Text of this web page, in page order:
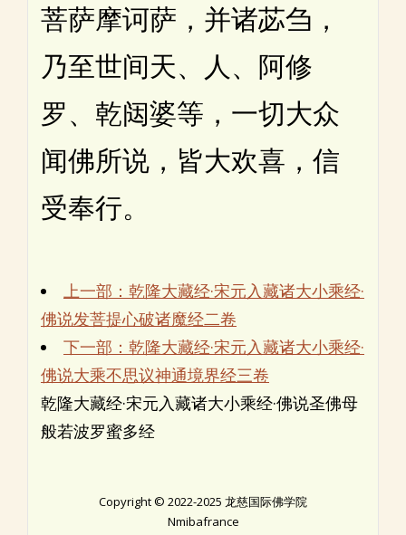
菩萨摩诃萨，并诸苾刍，
乃至世间天、人、阿修
罗、乾闼婆等，一切大众
闻佛所说，皆大欢喜，信
受奉行。
上一部：乾隆大藏经·宋元入藏诸大小乘经·
佛说发菩提心破诸魔经二卷
下一部：乾隆大藏经·宋元入藏诸大小乘经·
佛说大乘不思议神通境界经三卷
乾隆大藏经·宋元入藏诸大小乘经·佛说圣佛母
般若波罗蜜多经
Copyright © 2022-2025 龙慈国际佛学院
Nmibafrance